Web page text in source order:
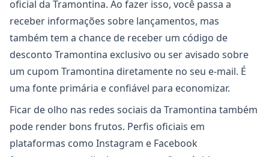
oficial da Tramontina. Ao fazer isso, você passa a
receber informações sobre lançamentos, mas
também tem a chance de receber um código de
desconto Tramontina exclusivo ou ser avisado sobre
um cupom Tramontina diretamente no seu e-mail. É
uma fonte primária e confiável para economizar.
Ficar de olho nas redes sociais da Tramontina também
pode render bons frutos. Perfis oficiais em
plataformas como Instagram e Facebook